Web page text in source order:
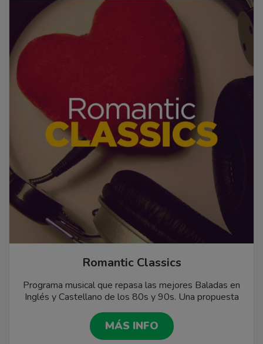
Romantic Classics
Programa musical que repasa las mejores Baladas en
Inglés y Castellano de los 80s y 90s. Una propuesta
tienen una sensibilidad y simpatía especial por este
género musical.
MÁS INFO